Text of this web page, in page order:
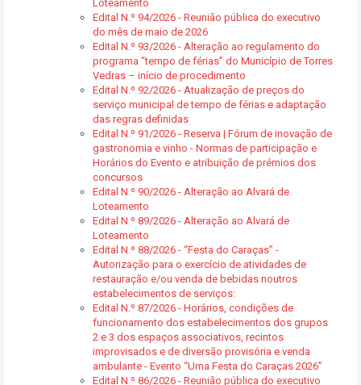
Loteamento
Edital N.º 94/2026 - Reunião pública do executivo
do mês de maio de 2026
Edital N.º 93/2026 - Alteração ao regulamento do
programa “tempo de férias” do Município de Torres
Vedras – início de procedimento
Edital N.º 92/2026 - Atualização de preços do
serviço municipal de tempo de férias e adaptação
das regras definidas
Edital N.º 91/2026 - Reserva | Fórum de inovação de
gastronomia e vinho - Normas de participação e
Horários do Evento e atribuição de prémios dos
concursos
Edital N.º 90/2026 - Alteração ao Alvará de
Loteamento
Edital N.º 89/2026 - Alteração ao Alvará de
Loteamento
Edital N.º 88/2026 - “Festa do Caraças” -
Autorização para o exercício de atividades de
restauração e/ou venda de bebidas noutros
estabelecimentos de serviços:
Edital N.º 87/2026 - Horários, condições de
funcionamento dos estabelecimentos dos grupos
2 e 3 dos espaços associativos, recintos
improvisados e de diversão provisória e venda
ambulante - Evento “Uma Festa do Caraças 2026”
Edital N.º 86/2026 - Reunião pública do executivo